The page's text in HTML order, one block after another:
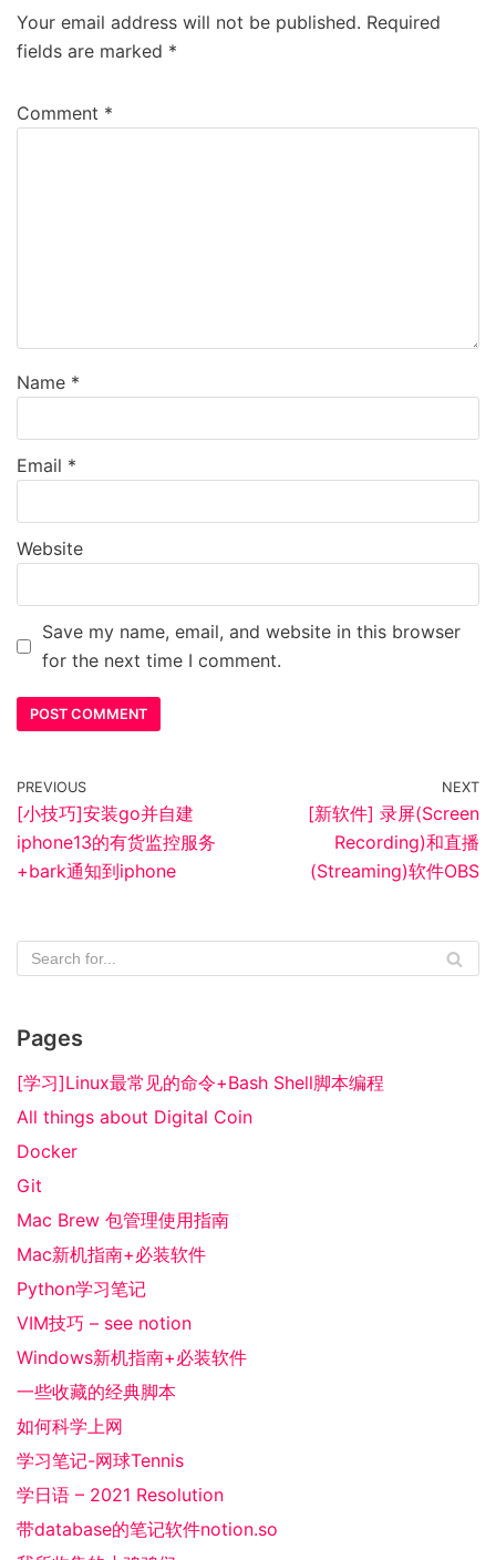
Your email address will not be published. Required
fields are marked *
Comment *
Name *
Email *
Website
Save my name, email, and website in this browser
for the next time I comment.
PREVIOUS
[小技巧]安装go并自建
iphone13的有货监控服务
+bark通知到iphone
NEXT
[新软件] 录屏(Screen
Recording)和直播
(Streaming)软件OBS
Pages
[学习]Linux最常见的命令+Bash Shell脚本编程
All things about Digital Coin
Docker
Git
Mac Brew 包管理使用指南
Mac新机指南+必装软件
Python学习笔记
VIM技巧 – see notion
Windows新机指南+必装软件
一些收藏的经典脚本
如何科学上网
学习笔记-网球Tennis
学日语 – 2021 Resolution
带database的笔记软件notion.so